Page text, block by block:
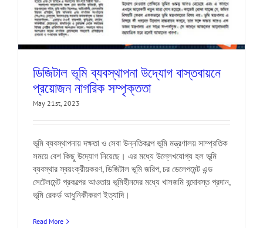
ডিজিটাল ভূমি ব্যবস্থাপনা উদ্যোগ বাস্তবায়নে
প্রয়োজন নাগরিক সম্পৃক্ততা
May 21st, 2023
ভূমি ব্যবস্থাপনায় দক্ষতা ও সেবা উন্নতিকল্পে ভূমি মন্ত্রণালয় সাম্প্রতিক
সময়ে বেশ কিছু উদ্যোগ নিয়েছে। এর মধ্যে উল্লেখযোগ্য হল ভূমি
ব্যবস্থার স্বয়ংক্রীয়করণ, ডিজিটাল ভূমি জরিপ, চর ডেলেপমেন্ট এন্ড
সেটেলমেন্ট প্রকল্পের আওতায় ভূমিহীনদের মধ্যে খাসজমি বন্দোবস্ত প্রদান,
ভূমি রেকর্ড আধুনিকীকরণ ইত্যাদি।
Read More